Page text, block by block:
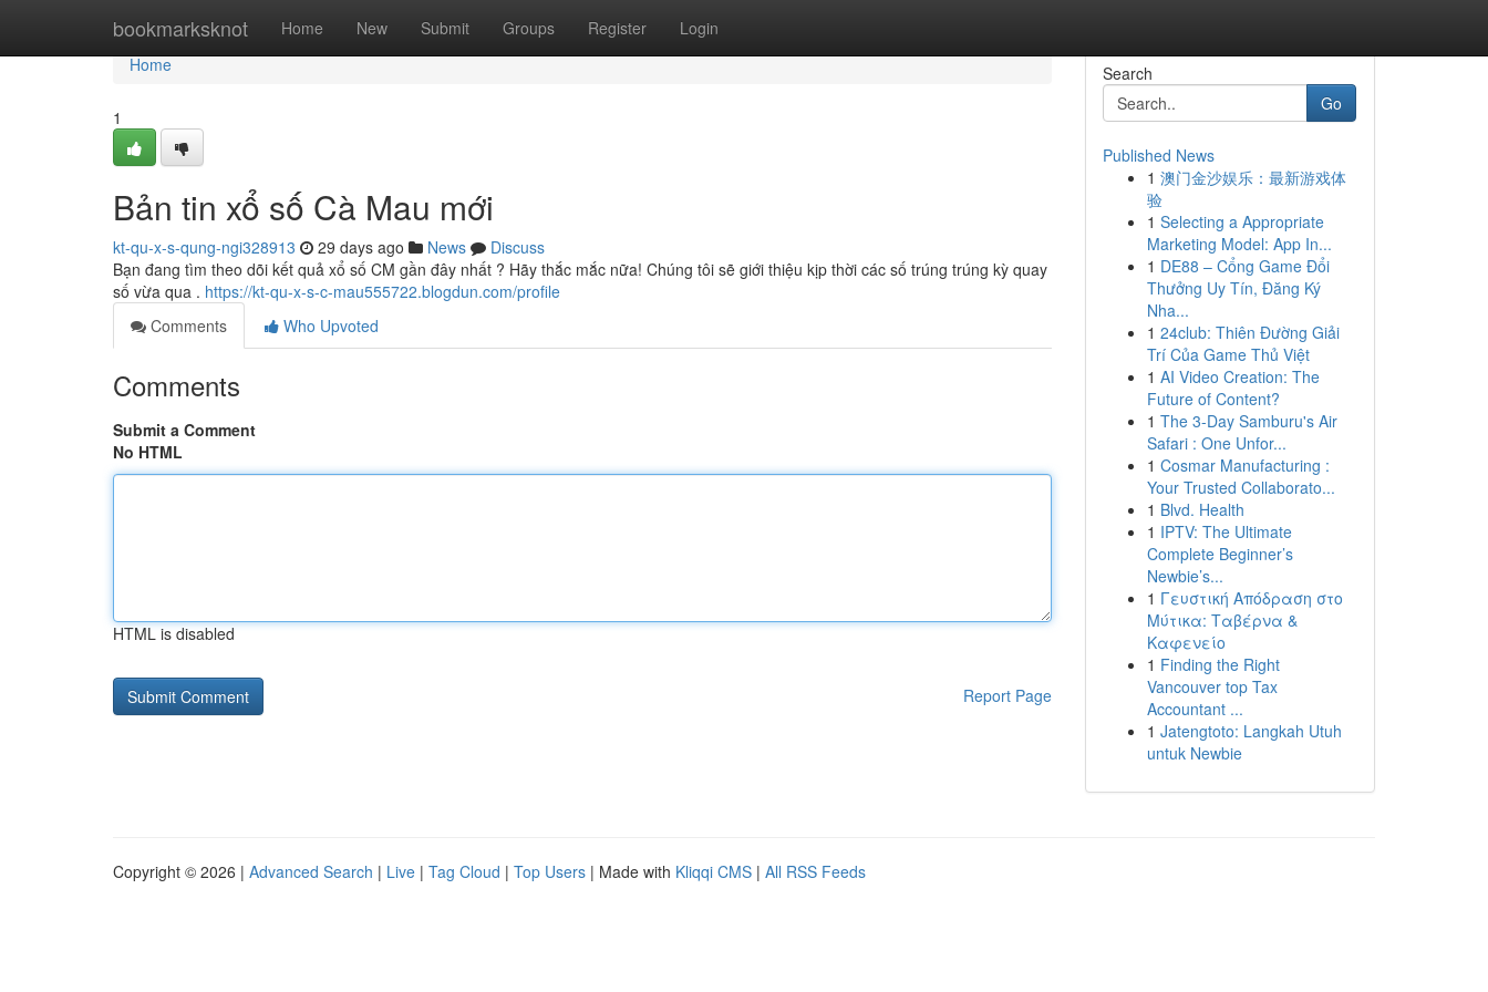
bookmarksknot Home New Submit Groups Register Login
Home
Home
1
Bản tin xổ số Cà Mau mới
kt-qu-x-s-qung-ngi328913 29 days ago News
Discuss
Bạn đang tìm theo dõi kết quả xổ số CM gần đây nhất ? Hãy thắc mắc nữa! Chúng tôi sẽ giới thiệu kịp thời các số trúng trúng kỳ quay
số vừa qua . https://kt-qu-x-s-c-mau555722.blogdun.com/profile
Comments
Who Upvoted
Comments
Submit a Comment
No HTML
HTML is disabled
Report Page
Search
Go
Published News
1 澳门金沙娱乐：最新游戏体
验
1 Selecting a Appropriate
Marketing Model: App In...
1 DE88 – Cổng Game Đổi
Thưởng Uy Tín, Đăng Ký
Nha...
1 24club: Thiên Đường Giải
Trí Của Game Thủ Việt
1 AI Video Creation: The
Future of Content?
1 The 3-Day Samburu's Air
Safari : One Unfor...
1 Cosmar Manufacturing :
Your Trusted Collaborato...
1 Blvd. Health
1 IPTV: The Ultimate
Complete Beginner’s
Newbie’s...
1 Γευστική Απόδραση στο
Μύτικα: Ταβέρνα &
Καφενείο
1 Finding the Right
Vancouver top Tax
Accountant ...
1 Jatengtoto: Langkah Utuh
untuk Newbie
Copyright © 2026 | Advanced Search | Live | Tag Cloud | Top Users | Made with Kliqqi CMS | All RSS Feeds